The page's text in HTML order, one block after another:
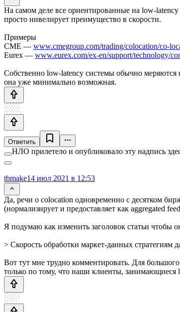
На самом деле все ориентированные на low-
просто нивелирует преимущество в скорости.
Примеры
CME — www.cmegroup.com/trading/colocation/co-
Eurex — www.eurex.com/ex-en/support/technology/
Собственно low-latency системы обычно меряются
она уже минимально возможная.
Ответить
НЛО прилетело и опубликовало эту надпись
tbmake14 июл 2021 в 12:53
Да, речи о colocation одновременно с десятком
(нормализирует и предоставляет как aggregated
Я подумаю как изменить заголовок статьи чтобы
> Скорость обработки маркет-данных стратегиям
Вот тут мне трудно комментировать. Для
только по тому, что наши клиенты, занимающиеся